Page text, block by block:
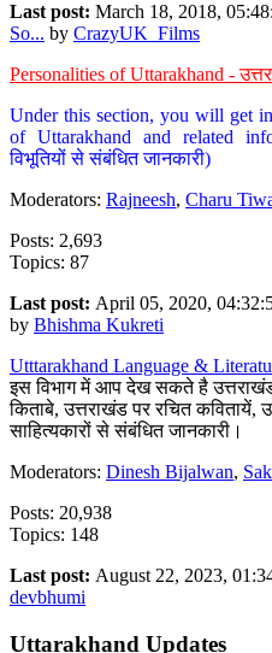
Last post: March 18, 2018,
So... by CrazyUK_Films
Personalities of Uttarakhand -
Under this section, you will get
of Uttarakhand and related
विभूतियों से संबंधित जानकारी)
Moderators: Rajneesh, Charu
Posts: 2,693
Topics: 87
Last post: April 05, 2020,
by Bhishma Kukreti
Utttarakhand Language &
इस विभाग में आप देख सकते है
किताबे, उत्तराखंड पर रचित
साहित्यकारों से संबंधित जानकारी।
Moderators: Dinesh Bijalwan,
Posts: 20,938
Topics: 148
Last post: August 22, 2023,
devbhumi
Uttarakhand Updates